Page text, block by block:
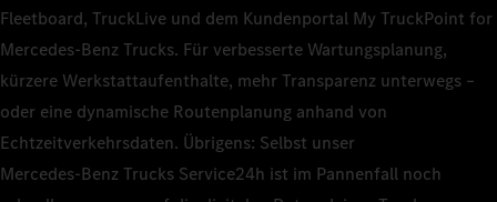
Fleetboard, TruckLive und dem Kundenportal My TruckPoint for
Mercedes‑Benz Trucks. Für verbesserte Wartungsplanung,
kürzere Werkstattaufenthalte, mehr Transparenz unterwegs –
oder eine dynamische Routenplanung anhand von
Echtzeitverkehrsdaten. Übrigens: Selbst unser
Mercedes‑Benz Trucks Service24h ist im Pannenfall noch